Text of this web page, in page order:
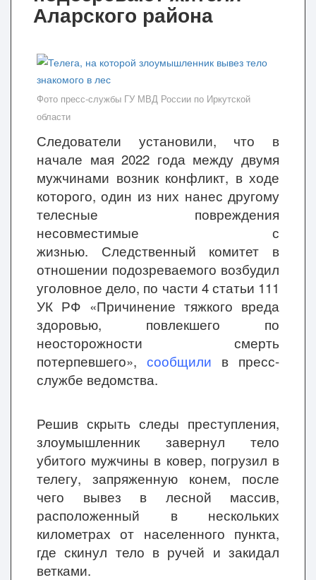
Аларского района
Фото пресс-службы ГУ МВД России по Иркутской
области
Следователи установили, что в
начале мая 2022 года между двумя
мужчинами возник конфликт, в ходе
которого, один из них нанес другому
телесные повреждения
несовместимые с
жизнью. Следственный комитет в
отношении подозреваемого возбудил
уголовное дело, по части 4 статьи 111
УК РФ «Причинение тяжкого вреда
здоровью, повлекшего по
неосторожности смерть
потерпевшего», сообщили в пресс-
службе ведомства.
Решив скрыть следы преступления,
злоумышленник завернул тело
убитого мужчины в ковер, погрузил в
телегу, запряженную конем, после
чего вывез в лесной массив,
расположенный в нескольких
километрах от населенного пункта,
где скинул тело в ручей и закидал
ветками.